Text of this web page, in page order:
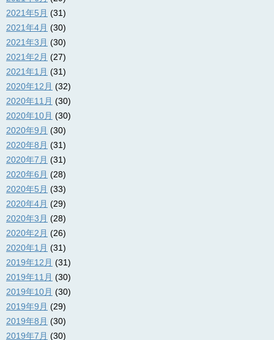
2021年5月 (31)
2021年4月 (30)
2021年3月 (30)
2021年2月 (27)
2021年1月 (31)
2020年12月 (32)
2020年11月 (30)
2020年10月 (30)
2020年9月 (30)
2020年8月 (31)
2020年7月 (31)
2020年6月 (28)
2020年5月 (33)
2020年4月 (29)
2020年3月 (28)
2020年2月 (26)
2020年1月 (31)
2019年12月 (31)
2019年11月 (30)
2019年10月 (30)
2019年9月 (29)
2019年8月 (30)
2019年7月 (30)